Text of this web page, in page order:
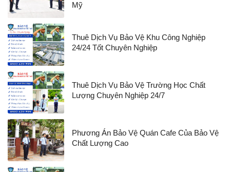
Mỹ
Thuê Dịch Vụ Bảo Vệ Khu Công Nghiệp
24/24 Tốt Chuyên Nghiệp
Thuê Dịch Vụ Bảo Vệ Trường Học Chất
Lượng Chuyên Nghiệp 24/7
Phương Án Bảo Vệ Quán Cafe Của Bảo Vệ
Chất Lượng Cao